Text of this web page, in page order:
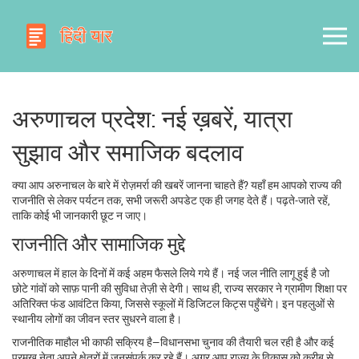
अरुणाचल प्रदेश: नई ख़बरें, यात्रा
सुझाव और समाजिक बदलाव
क्या आप अरुनाचल के बारे में रोज़मर्रा की खबरें जानना चाहते हैं? यहाँ हम आपको राज्य की
राजनीति से लेकर पर्यटन तक, सभी जरूरी अपडेट एक ही जगह देते हैं। पढ़ते‑जाते रहें,
ताकि कोई भी जानकारी छूट न जाए।
राजनीति और सामाजिक मुद्दे
अरुणाचल में हाल के दिनों में कई अहम फैसले लिये गये हैं। नई जल नीति लागू हुई है जो
छोटे गांवों को साफ़ पानी की सुविधा तेज़ी से देगी। साथ ही, राज्य सरकार ने ग्रामीण शिक्षा पर
अतिरिक्त फंड आवंटित किया, जिससे स्कूलों में डिजिटल किट्स पहुँचेंगे। इन पहलुओं से
स्थानीय लोगों का जीवन स्तर सुधरने वाला है।
राजनीतिक माहौल भी काफी सक्रिय है—विधानसभा चुनाव की तैयारी चल रही है और कई